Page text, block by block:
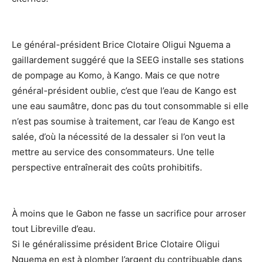
Le général-président Brice Clotaire Oligui Nguema a
gaillardement suggéré que la SEEG installe ses stations
de pompage au Komo, à Kango. Mais ce que notre
général-président oublie, c’est que l’eau de Kango est
une eau saumâtre, donc pas du tout consommable si elle
n’est pas soumise à traitement, car l’eau de Kango est
salée, d’où la nécessité de la dessaler si l’on veut la
mettre au service des consommateurs. Une telle
perspective entraînerait des coûts prohibitifs.
À moins que le Gabon ne fasse un sacrifice pour arroser
tout Libreville d’eau.
Si le généralissime président Brice Clotaire Oligui
Nguema en est à plomber l’argent du contribuable dans